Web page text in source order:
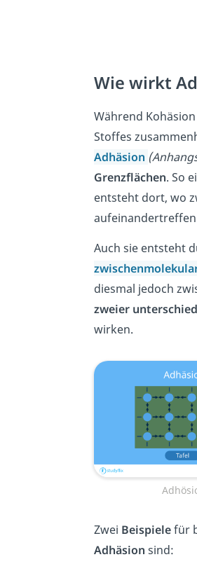
Wie wirkt
Während
Stoffes
Adhäsion
Grenzflächen. So
entsteht dort, wo
Auch sie entsteht
diesmal jedoch
zweier
wirken.
Zwei Beispielefür
Adhäsion sind: